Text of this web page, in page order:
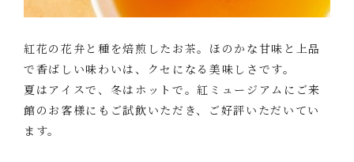
紅花の花弁と種を焙煎したお茶。ほのかな甘味と上品
で香ばしい味わいは、クセになる美味しさです。
夏はアイスで、冬はホットで。紅ミュージアムにご来
館のお客様にもご試飲いただき、ご好評いただいてい
ます。